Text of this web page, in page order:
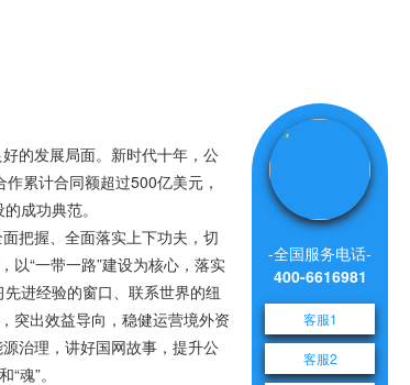
的发展局面。新时代十年，公
累计合同额超过500亿美元，
成功典范。
把握、全面落实上下功夫，切
以“一带一路”建设为核心，落实
进经验的窗口、联系世界的纽
突出效益导向，稳健运营境外资
治理，讲好国网故事，提升公
魂”。
-全国服务电话-
400-6616981
客服1
客服2